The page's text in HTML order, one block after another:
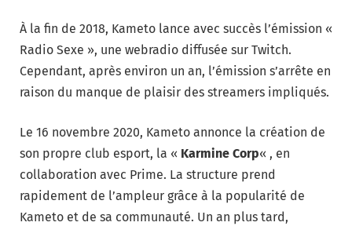
À la fin de 2018, Kameto lance avec succès l’émission «
Radio Sexe », une webradio diffusée sur Twitch.
Cependant, après environ un an, l’émission s’arrête en
raison du manque de plaisir des streamers impliqués.
Le 16 novembre 2020, Kameto annonce la création de
son propre club esport, la « Karmine Corp« , en
collaboration avec Prime. La structure prend
rapidement de l’ampleur grâce à la popularité de
Kameto et de sa communauté. Un an plus tard,